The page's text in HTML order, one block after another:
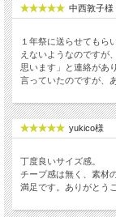
中西敦子様
１年祭に送らせてもら
えないようなのですが
思います」と連絡があ
言っていたのですが、
yukico様
丁度良いサイズ感。
チープ感は無く、素材
満足です。ありがとう